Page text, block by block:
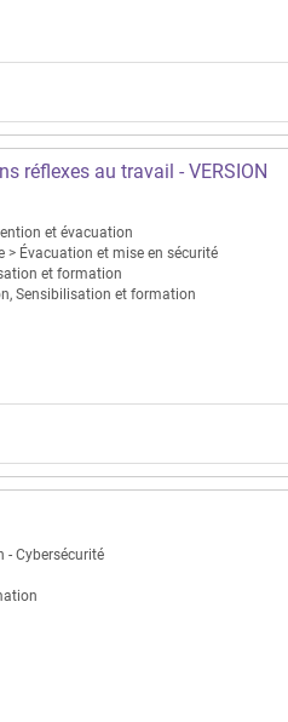
réflexes au travail - VERSION
et évacuation
> Évacuation et mise en sécurité
et formation
Sensibilisation et formation
- Cybersécurité